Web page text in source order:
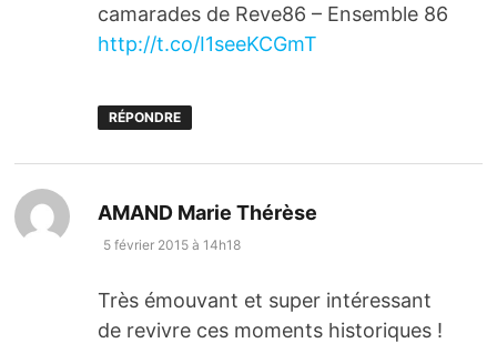
camarades de Reve86 – Ensemble 86
http://t.co/I1seeKCGmT
RÉPONDRE
AMAND Marie Thérèse
5 février 2015 à 14h18
Très émouvant et super intéressant
de revivre ces moments historiques !